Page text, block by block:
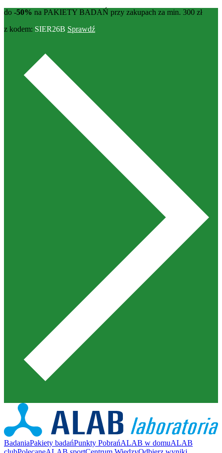
do -50% na PAKIETY BADAŃ przy zakupach za min. 300 zł
z kodem: SIER26B Sprawdź
BadaniaPakiety badańPunkty PobrańALAB w domuALAB